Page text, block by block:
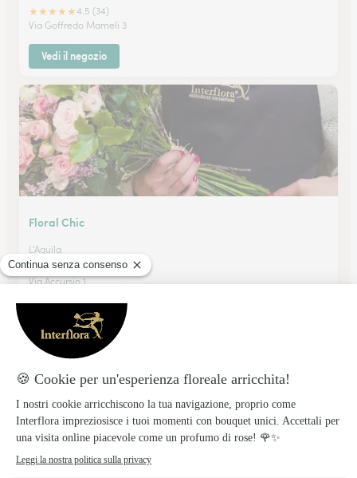
★★★★★4.5 (34)
Via Goffredo Mameli 3
Vedi il negozio
Floral Chic
L'Aquila
★★★★★4.9 (37)
Via Accursio 1
Vedi il negozio